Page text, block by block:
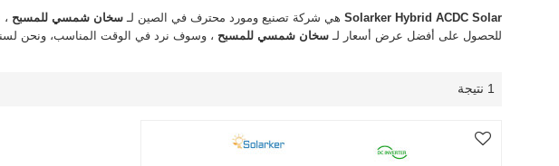
Solarker Hybrid ACDC Solar هي شركة تصنيع ومورد محترف في الصين لـسخان شمسي للمسبح
للحصول على أفضل عرض أسعار لـسخان شمسي للمسبح ، وسوف نرد في الوقت المناسب، ونحن
1 نتيجة